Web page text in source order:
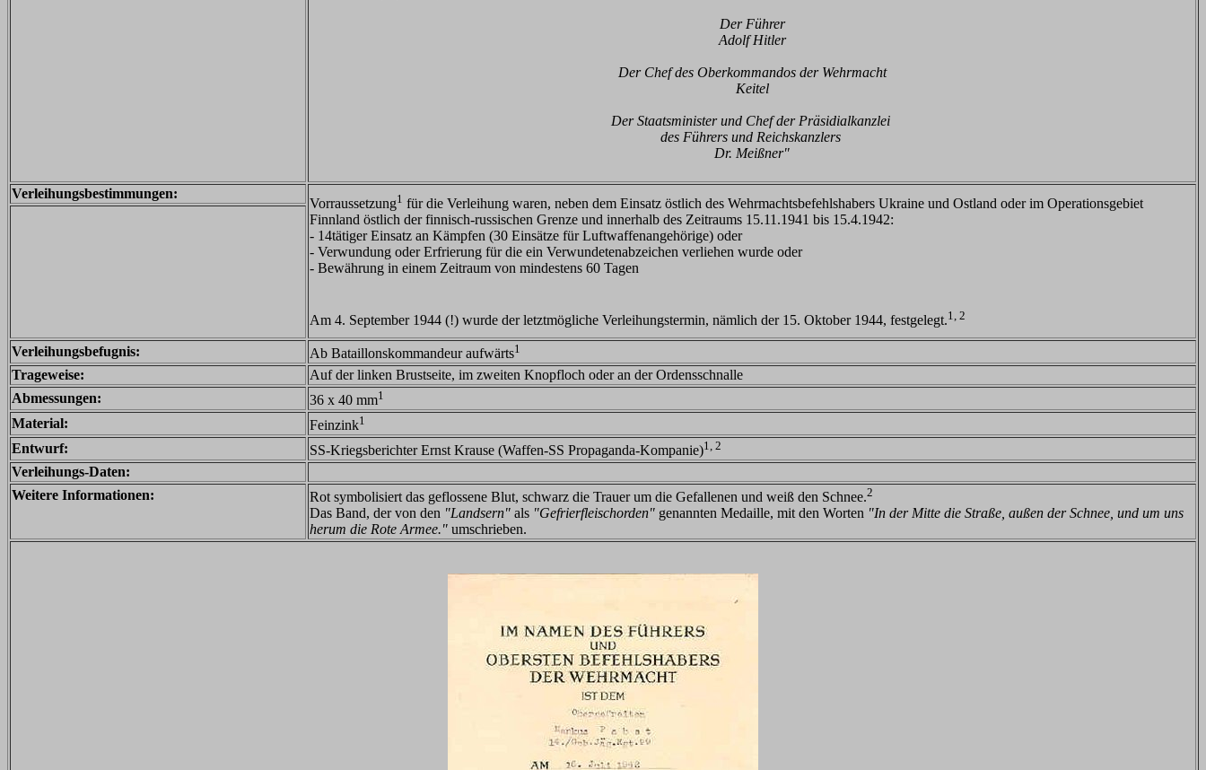
Der Führer
Adolf Hitler
Der Chef des Oberkommandos der Wehrmacht
Keitel
Der Staatsminister und Chef der Präsidialkanzlei
des Führers und Reichskanzlers
Dr. Meißner"
Verleihungsbestimmungen:
Vorraussetzung1 für die Verleihung waren, neben dem Einsatz östlich des Wehrmachtsbefehlshabers Ukraine und Ostland oder im Operationsgebiet
Finnland östlich der finnisch-russischen Grenze und innerhalb des Zeitraums 15.11.1941 bis 15.4.1942:
- 14tätiger Einsatz an Kämpfen (30 Einsätze für Luftwaffenangehörige) oder
- Verwundung oder Erfrierung für die ein Verwundetenabzeichen verliehen wurde oder
- Bewährung in einem Zeitraum von mindestens 60 Tagen
Am 4. September 1944 (!) wurde der letztmögliche Verleihungstermin, nämlich der 15. Oktober 1944, festgelegt.1, 2
Verleihungsbefugnis: Ab Bataillonskommandeur aufwärts1
Trageweise:
Auf der linken Brustseite, im zweiten Knopfloch oder an der Ordensschnalle
Abmessungen:
36 x 40 mm1
Material: Feinzink1
Entwurf: SS-Kriegsberichter Ernst Krause (Waffen-SS Propaganda-Kompanie)1, 2
Verleihungs-Daten:
Weitere Informationen:
Rot symbolisiert das geflossene Blut, schwarz die Trauer um die Gefallenen und weiß den Schnee.2
Das Band, der von den "Landsern" als "Gefrierfleischorden" genannten Medaille, mit den Worten "In der Mitte die Straße, außen der Schnee, und um uns
herum die Rote Armee." umschrieben.